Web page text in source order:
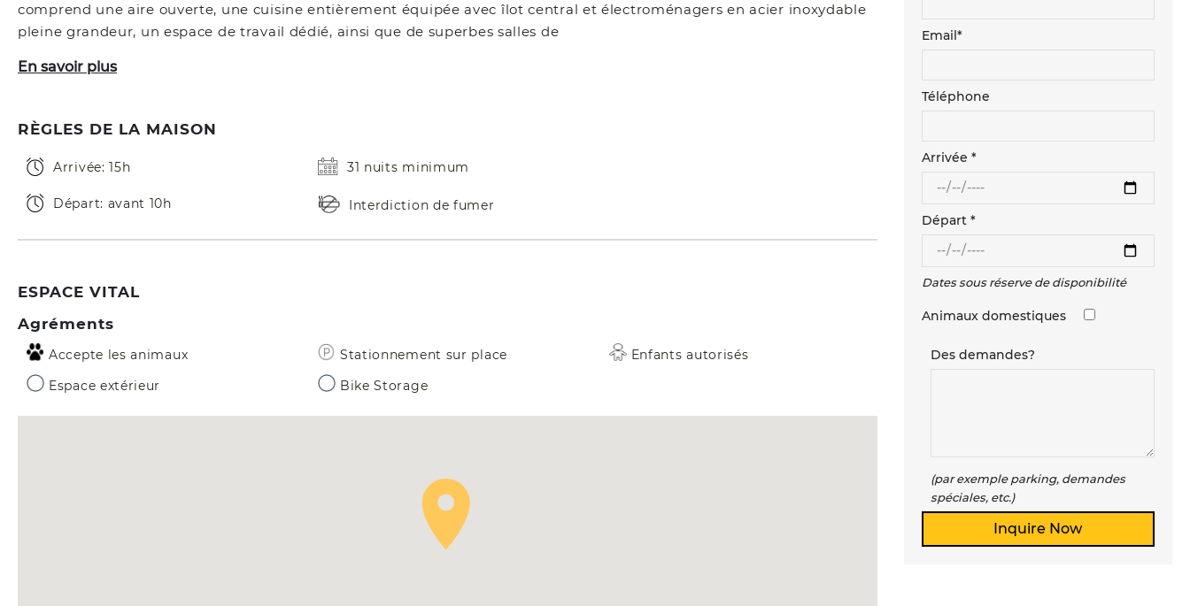
comprend une aire ouverte, une cuisine entièrement équipée avec îlot central et électroménagers en acier inoxydable
pleine grandeur, un espace de travail dédié, ainsi que de superbes salles de
En savoir plus
RÈGLES DE LA MAISON
Arrivée: 15h
Départ: avant 10h
31 nuits minimum
Interdiction de fumer
ESPACE VITAL
Agréments
Accepte les animaux
Espace extérieur
Stationnement sur place
Bike Storage
Enfants autorisés
Email*
Téléphone
Arrivée *
Départ *
Dates sous réserve de disponibilité
Animaux domestiques
Des demandes?
(par exemple parking, demandes
spéciales, etc.)